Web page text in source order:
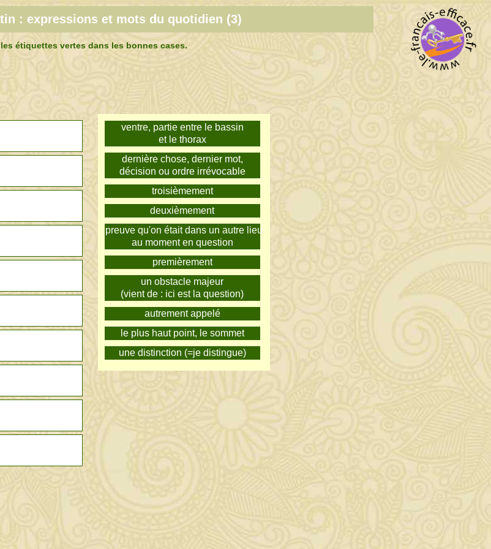
: expressions et mots du quotidien (3)
étiquettes vertes dans les bonnes cases.
ventre, partie entre le bassin
et le thorax
dernière chose, dernier mot,
décision ou ordre irrévocable
troisièmement
deuxièmement
preuve qu'on était dans un autre lieu
au moment en question
premièrement
un obstacle majeur
(vient de : ici est la question)
autrement appelé
le plus haut point, le sommet
une distinction (=je distingue)